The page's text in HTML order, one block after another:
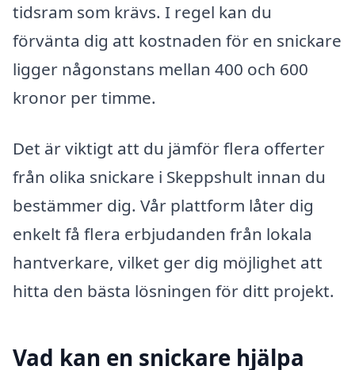
tidsram som krävs. I regel kan du
förvänta dig att kostnaden för en snickare
ligger någonstans mellan 400 och 600
kronor per timme.
Det är viktigt att du jämför flera offerter
från olika snickare i Skeppshult innan du
bestämmer dig. Vår plattform låter dig
enkelt få flera erbjudanden från lokala
hantverkare, vilket ger dig möjlighet att
hitta den bästa lösningen för ditt projekt.
Vad kan en snickare hjälpa